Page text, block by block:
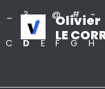
Olivier
LE
? . @ # ~
C D E F G H